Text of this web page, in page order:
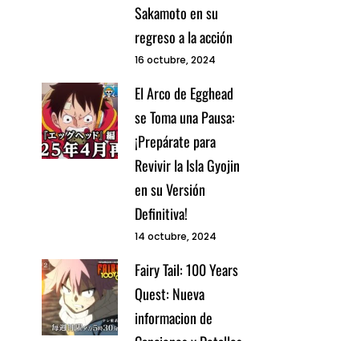
Sakamoto en su
regreso a la acción
16 octubre, 2024
El Arco de Egghead
se Toma una Pausa:
¡Prepárate para
Revivir la Isla Gyojin
en su Versión
Definitiva!
14 octubre, 2024
Fairy Tail: 100 Years
Quest: Nueva
informacion de